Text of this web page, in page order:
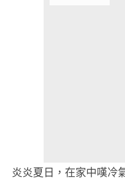
炎炎夏日，在家中嘆冷